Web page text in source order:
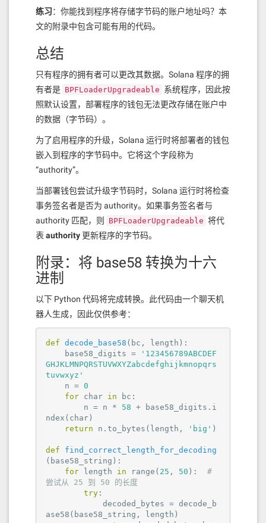
练习：你能找到程序将存储字节码的账户地址吗？本
文的附录中包含可能有用的代码。
总结
只有程序的拥有者可以更改其数据。Solana 程序的拥
有者是 BPFLoaderUpgradeable 系统程序，因此按
照默认设置，部署程序的钱包无法更改存储在账户中
的数据（字节码）。
为了启用程序的升级，Solana 运行时将部署者的钱包
嵌入到程序的字节码中。它将这个字段称为
“authority”。
当部署钱包尝试升级字节码时，Solana 运行时将检查
事务签名者是否为 authority。如果事务签名者与
authority 匹配，则
BPFLoaderUpgradeable 将代
表 authority 更新程序的字节码。
附录：将 base58 转换为十六
进制
以下 Python 代码将完成转换。此代码由一个聊天机
器人生成，因此仅供参考：
def decode_base58 (bc, length) :
    base58_digits =
'123456789ABCDEF
GHJKLMNPQRSTUVWXYZabcdefghijkmnopqrs
tuvwxyz'
    n =
0
for char in bc:
        n = n *
58 + base58_digits.i
ndex(char)
return n.to_bytes(length, 'big' )
def
find_correct_length_for_decoding
(base58_string) :
for length in range( 25 , 50 ): #
尝试从 25 到 50 的长度
try :
ase58(base58_string, length)